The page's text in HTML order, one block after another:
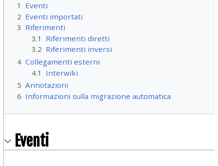
1
Eventi
2 Eventi importati
3 Riferimenti
3.1
Riferimenti diretti
3.2 Riferimenti inversi
4 Collegamenti esterni
4.1
Interwiki
5 Annotazioni
6 Informazioni sulla migrazione automatica
Eventi